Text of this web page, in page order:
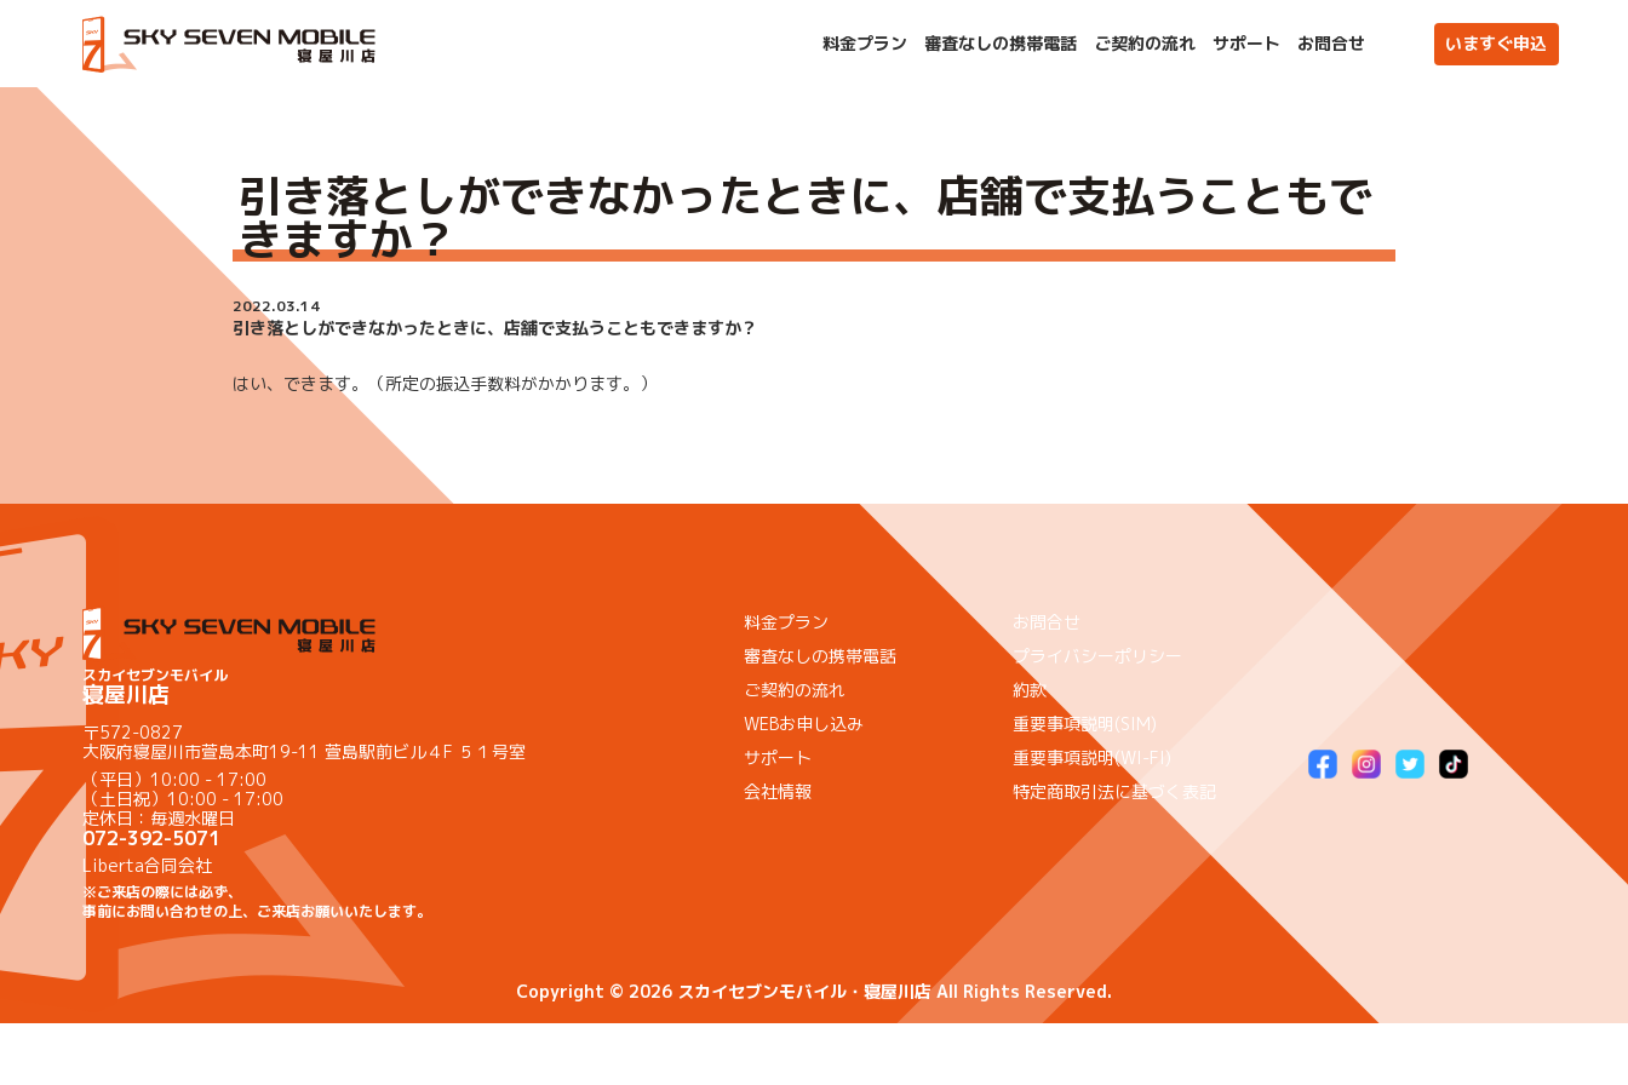
料金プラン 審査なしの携帯電話 ご契約の流れ サポート お問合せ いますぐ申込
HOME 引き落としができなかったときに、店舗で支払うこともできますか？
引き落としができなかったときに、店舗で支払うこともで
きますか？
2022.03.14
引き落としができなかったときに、店舗で支払うこともできますか？
はい、できます。（所定の振込手数料がかかります。）
スカイセブンモバイル
寝屋川店
〒572-0827
大阪府寝屋川市萱島本町19-11 萱島駅前ビル４F ５１号室
（平日）10:00 - 17:00
（土日祝）10:00 - 17:00
定休日：毎週水曜日
072-392-5071
Liberta合同会社
※ご来店の際には必ず、
事前にお問い合わせの上、ご来店お願いいたします。
料金プラン
審査なしの携帯電話
ご契約の流れ
WEBお申し込み
サポート
会社情報
お問合せ
プライバシーポリシー
約款
重要事項説明(SIM)
重要事項説明(WI-FI)
特定商取引法に基づく表記
Copyright © 2026 スカイセブンモバイル・寝屋川店 All Rights Reserved.